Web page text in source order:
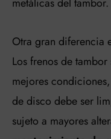
Otra gran diferencia
Los frenos de tambor
mejores
de disco debe ser
sujeto a mayores